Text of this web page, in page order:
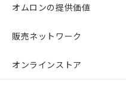
オムロンの提供価値
販売ネットワーク
オンラインストア